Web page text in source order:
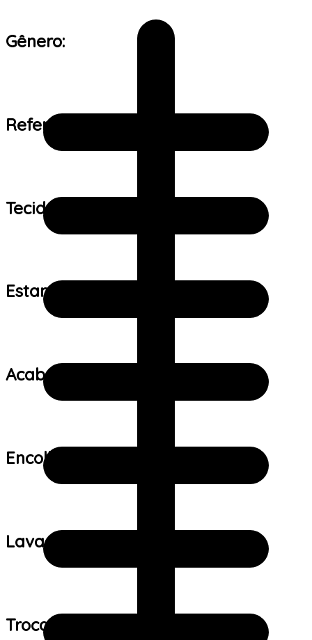
Gênero:
Referência de tamanho:
Tecido:
Estampa:
Acabamento:
Encolhimento:
Lavagem:
Trocas e devoluções: